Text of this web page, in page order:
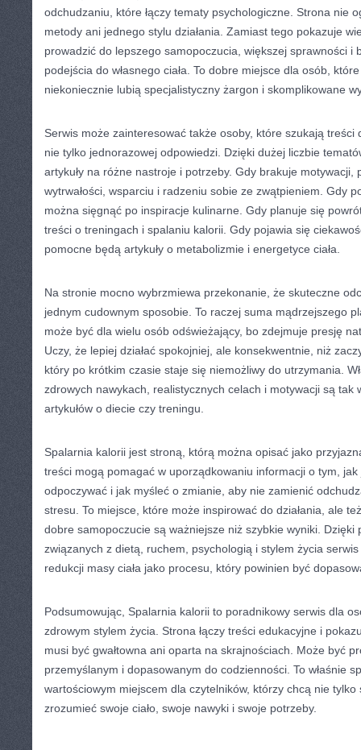
odchudzaniu, które łączy tematy psychologiczne. Strona nie
metody ani jednego stylu działania. Zamiast tego pokazuje
prowadzić do lepszego samopoczucia, większej sprawności i
podejścia do własnego ciała. To dobre miejsce dla osób,
niekoniecznie lubią specjalistyczny żargon i skomplikowane
Serwis może zainteresować także osoby, które szukają
nie tylko jednorazowej odpowiedzi. Dzięki dużej liczbie
artykuły na różne nastroje i potrzeby. Gdy brakuje motywacji,
wytrwałości, wsparciu i radzeniu sobie ze zwątpieniem. Gdy
można sięgnąć po inspiracje kulinarne. Gdy planuje się
treści o treningach i spalaniu kalorii. Gdy pojawia się
pomocne będą artykuły o metabolizmie i energetyce ciała.
Na stronie mocno wybrzmiewa przekonanie, że skuteczne
jednym cudownym sposobie. To raczej suma mądrzejszego
może być dla wielu osób odświeżający, bo zdejmuje presję
Uczy, że lepiej działać spokojniej, ale konsekwentnie, niż
który po krótkim czasie staje się niemożliwy do utrzymania.
zdrowych nawykach, realistycznych celach i motywacji są tak
artykułów o diecie czy treningu.
Spalarnia kalorii jest stroną, którą można opisać jako
treści mogą pomagać w uporządkowaniu informacji o tym,
odpoczywać i jak myśleć o zmianie, aby nie zamienić
stresu. To miejsce, które może inspirować do działania, ale
dobre samopoczucie są ważniejsze niż szybkie wyniki. Dzięki
związanych z dietą, ruchem, psychologią i stylem życia
redukcji masy ciała jako procesu, który powinien być
Podsumowując, Spalarnia kalorii to poradnikowy serwis dla
zdrowym stylem życia. Strona łączy treści edukacyjne i
musi być gwałtowna ani oparta na skrajnościach. Może być
przemyślanym i dopasowanym do codzienności. To właśnie
wartościowym miejscem dla czytelników, którzy chcą nie
zrozumieć swoje ciało, swoje nawyki i swoje potrzeby.